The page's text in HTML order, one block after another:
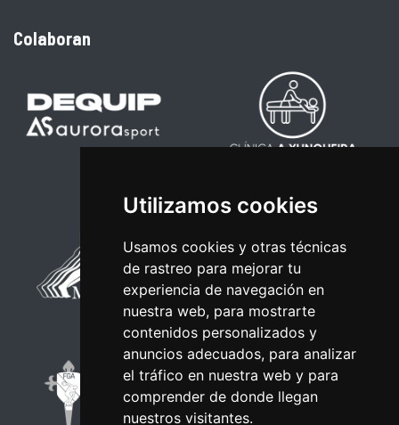
Utilizamos cookies
Usamos cookies y otras técnicas
de rastreo para mejorar tu
experiencia de navegación en
nuestra web, para mostrarte
contenidos personalizados y
anuncios adecuados, para analizar
el tráfico en nuestra web y para
comprender de donde llegan
nuestros visitantes.
Colaboran